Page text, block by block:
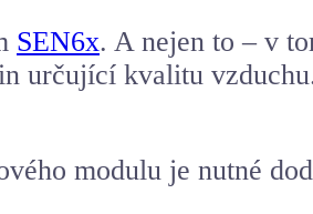
SEN6x. A nejen to – v
určující kvalitu
modulu je nutné